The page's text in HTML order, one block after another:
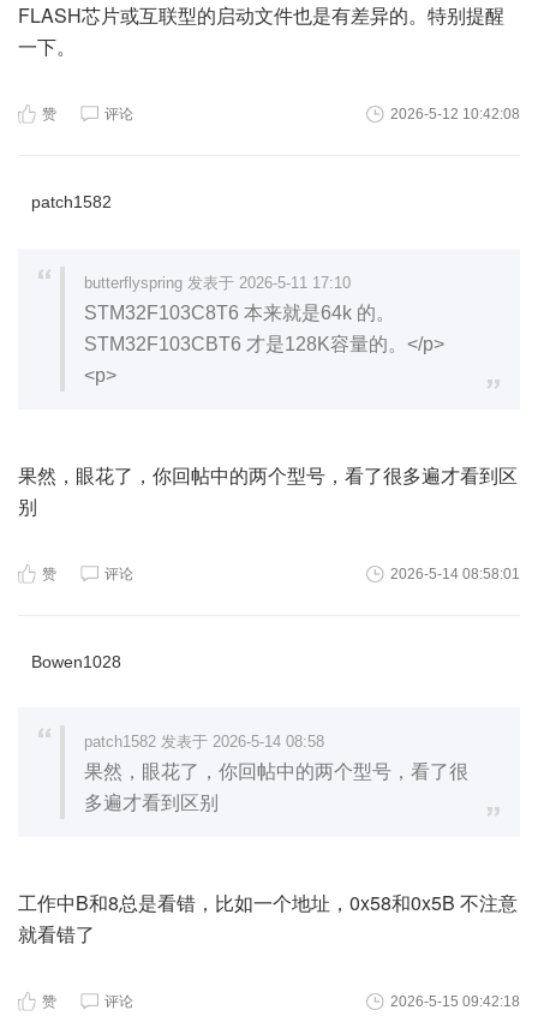
FLASH芯片或互联型的启动文件也是有差异的。特别提醒
一下。
赞 评论 2026-5-12 10:42:08
patch1582
butterflyspring 发表于 2026-5-11 17:10
STM32F103C8T6 本来就是64k 的。
STM32F103CBT6 才是128K容量的。</p>
<p>
果然，眼花了，你回帖中的两个型号，看了很多遍才看到区
别
赞 评论 2026-5-14 08:58:01
Bowen1028
patch1582 发表于 2026-5-14 08:58
果然，眼花了，你回帖中的两个型号，看了很
多遍才看到区别
工作中B和8总是看错，比如一个地址，0x58和0x5B 不注意
就看错了
赞 评论 2026-5-15 09:42:18